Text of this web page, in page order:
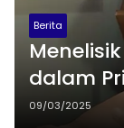
Berita
dalam
09/03/2025